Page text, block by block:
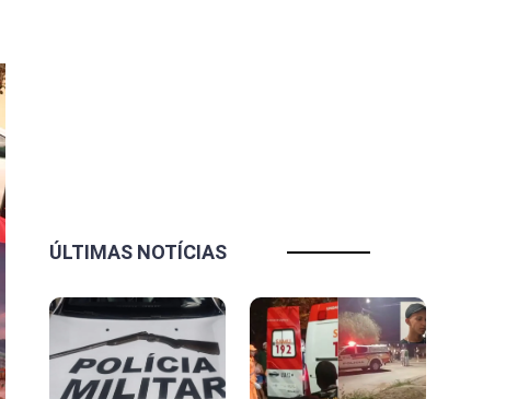
ÚLTIMAS NOTÍCIAS